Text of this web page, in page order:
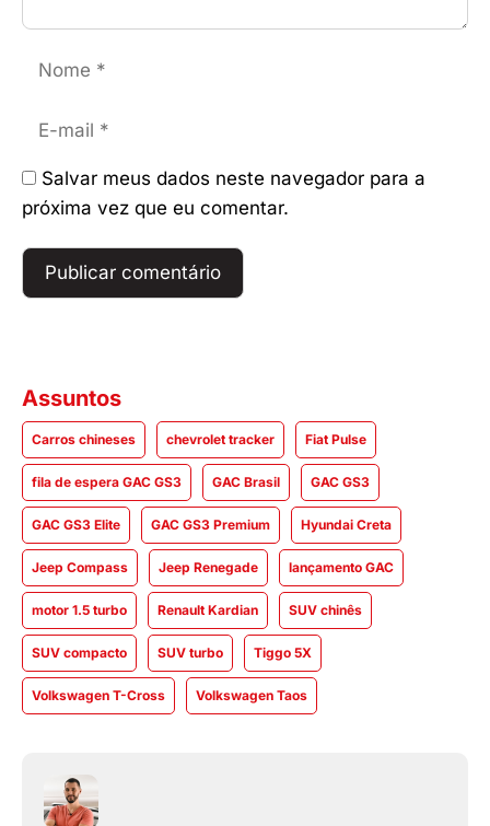
mail
Salvar meus dados neste navegador para a
próxima vez que eu comentar.
Assuntos
Carros chineses chevrolet tracker Fiat Pulse
fila de espera GAC GS3 GAC Brasil GAC GS3
GAC GS3 Elite GAC GS3 Premium Hyundai Creta
Jeep Compass Jeep Renegade lançamento GAC
motor 1.5 turbo Renault Kardian SUV chinês
SUV compacto SUV turbo Tiggo 5X
Volkswagen T-Cross Volkswagen Taos